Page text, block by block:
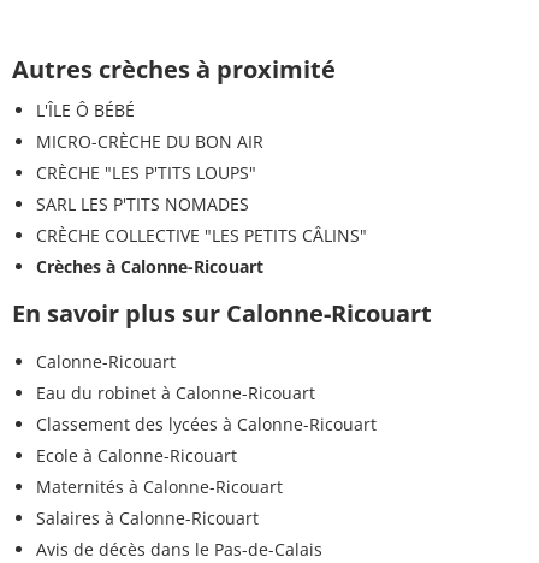
Autres crèches à proximité
L'ÎLE Ô BÉBÉ
MICRO-CRÈCHE DU BON AIR
CRÈCHE "LES P'TITS LOUPS"
SARL LES P'TITS NOMADES
CRÈCHE COLLECTIVE "LES PETITS CÂLINS"
Crèches à Calonne-Ricouart
En savoir plus sur Calonne-Ricouart
Calonne-Ricouart
Eau du robinet à Calonne-Ricouart
Classement des lycées à Calonne-Ricouart
Ecole à Calonne-Ricouart
Maternités à Calonne-Ricouart
Salaires à Calonne-Ricouart
Avis de décès dans le Pas-de-Calais